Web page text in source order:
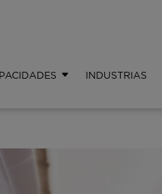
INDUSTRIAS